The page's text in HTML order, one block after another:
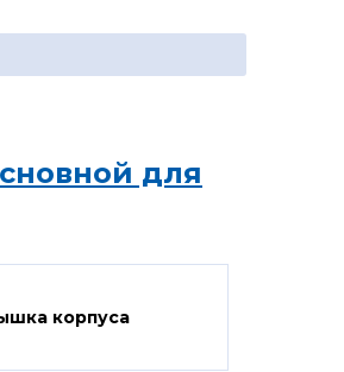
для
корпуса